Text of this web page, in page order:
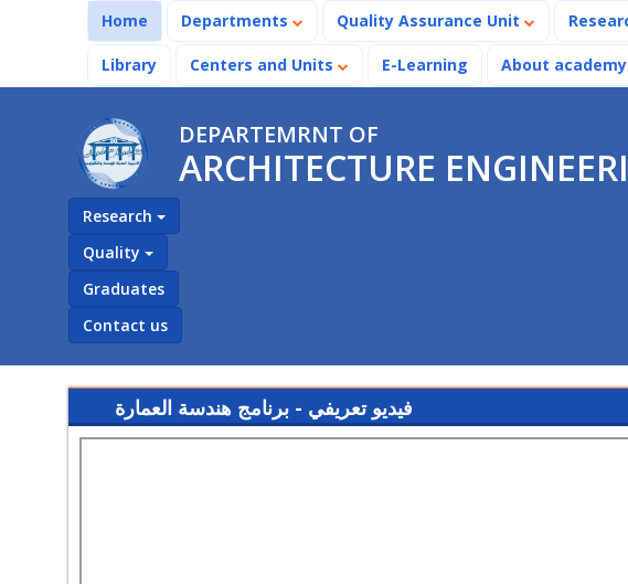
Home (current)
Departments Quality Assurance Unit
Library Centers and Units E-Learning About academy
DEPARTEMRNT OF
ARCHITECTURE
Research
Quality
Graduates
Contact us
فيديو تعريفي - برنامج هندسة العمارة